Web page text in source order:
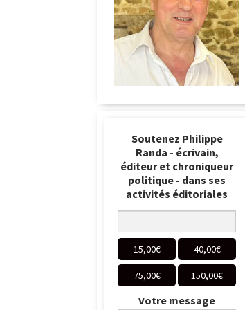
Soutenez Philippe
Randa - écrivain,
éditeur et chroniqueur
politique - dans ses
activités éditoriales
15,00€ 40,00€
75,00€ 150,00€
Votre message